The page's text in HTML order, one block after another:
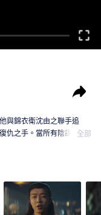
與錦衣衛沈由之聯手追
仇之手。當所有陰謀指向
全部